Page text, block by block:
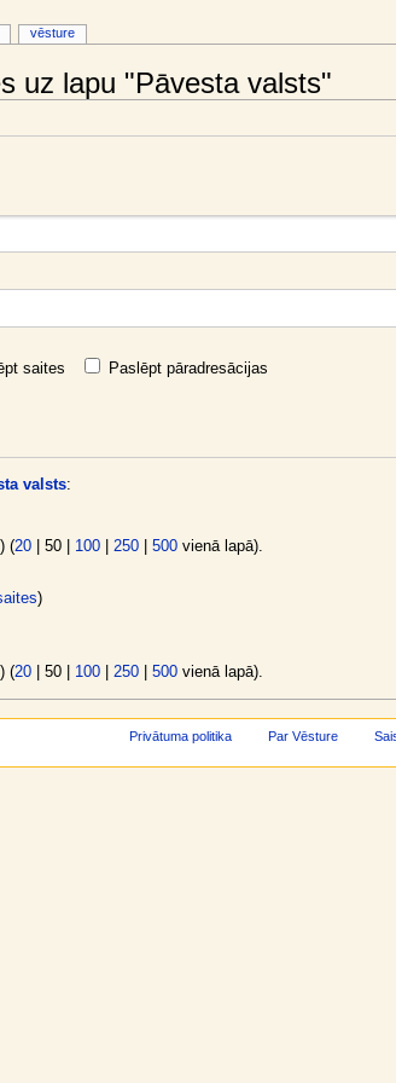
uz lapu "Pāvesta valsts"
saites Paslēpt pāradresācijas
valsts:
) (20| 50| 100| 250| 500vienā lapā).
)
) (20| 50| 100| 250| 500vienā lapā).
vēsture
Privātuma politika Par Vēsture